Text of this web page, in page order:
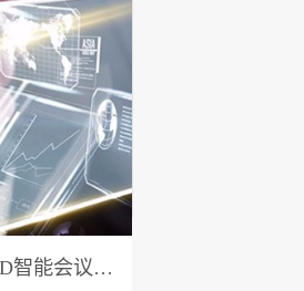
RFID智能会议签到系统